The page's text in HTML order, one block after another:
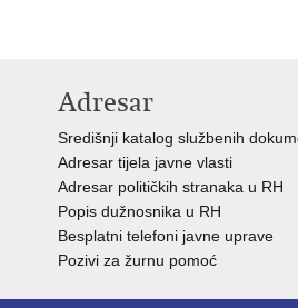
Adresar
Središnji katalog službenih
Adresar tijela javne vlasti
Adresar političkih stranaka u RH
Popis dužnosnika u RH
Besplatni telefoni javne uprave
Pozivi za žurnu pomoć